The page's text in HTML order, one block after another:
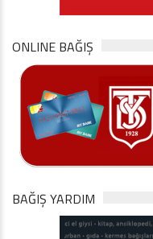
ONLINE BAĞIŞ
BAĞIŞ YARDIM